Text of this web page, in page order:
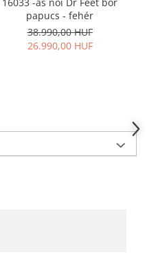
papucs - fehér
38.990,00 HUF
26.990,00 HUF